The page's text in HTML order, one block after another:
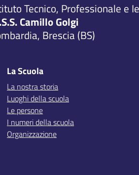
Tecnico, Professionale e
Camillo Golgi
Brescia (BS)
La Scuola
La nostra storia
Luoghi della scuola
Le persone
I numeri della scuola
Organizzazione